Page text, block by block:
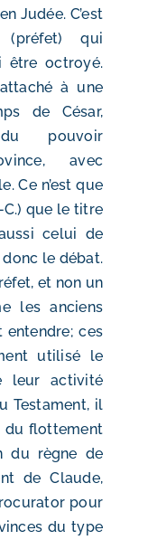
Judée. C’est
qui
être octroyé.
à une
de César,
pouvoir
avec
Ce n’est que
C.) que le titre
celui de
le débat.
et non un
les anciens
entendre; ces
utilisé le
leur activité
Testament, il
du flottement
du règne de
de Claude,
pour
du type